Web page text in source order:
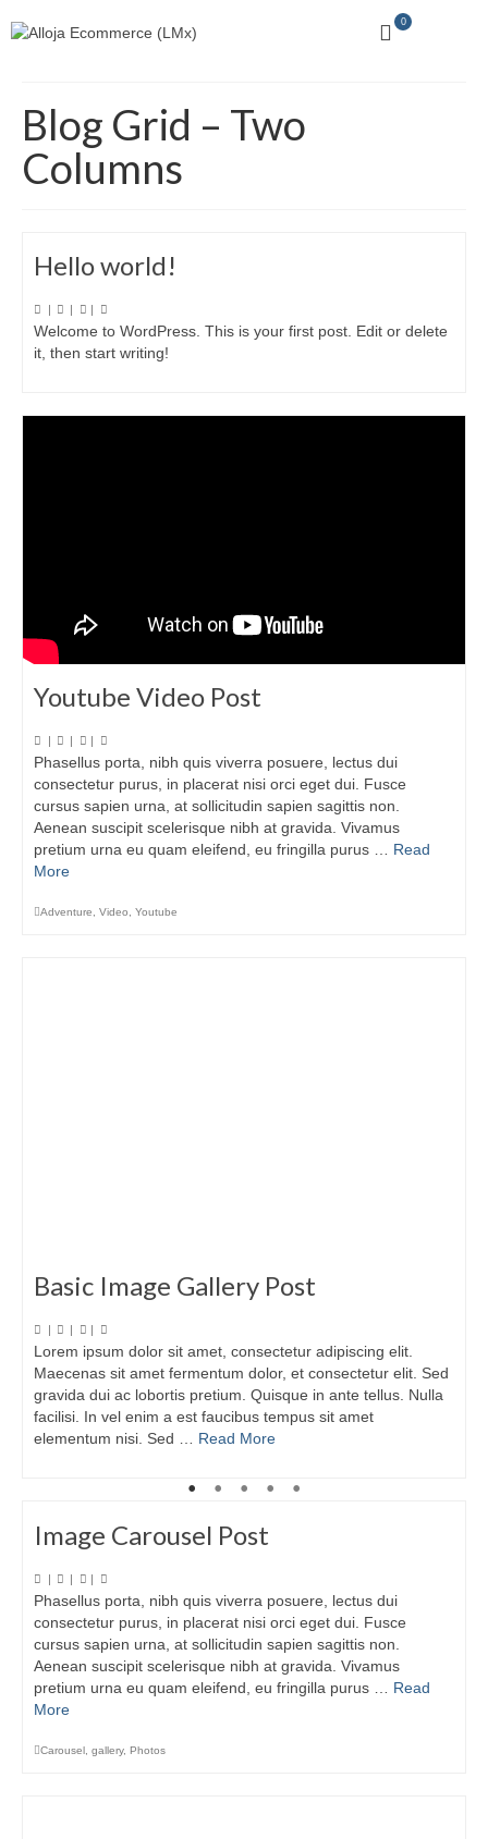
0
Blog Grid – Two
Columns
Hello world!
| | |
Welcome to WordPress. This is your first post. Edit or delete
it, then start writing!
Youtube Video Post
Phasellus porta, nibh quis viverra posuere, lectus dui
consectetur purus, in placerat nisi orci eget dui. Fusce
cursus sapien urna, at sollicitudin sapien sagittis non.
Aenean suscipit scelerisque nibh at gravida. Vivamus
pretium urna eu quam eleifend, eu fringilla purus … Read
More
Adventure, Video, Youtube
Basic Image Gallery Post
| | |
Lorem ipsum dolor sit amet, consectetur adipiscing elit.
Maecenas sit amet fermentum dolor, et consectetur elit. Sed
gravida dui ac lobortis pretium. Quisque in ante tellus. Nulla
facilisi. In vel enim a est faucibus tempus sit amet
elementum nisi. Sed … Read More
Image Carousel Post
| | |
Phasellus porta, nibh quis viverra posuere, lectus dui
consectetur purus, in placerat nisi orci eget dui. Fusce
cursus sapien urna, at sollicitudin sapien sagittis non.
Aenean suscipit scelerisque nibh at gravida. Vivamus
pretium urna eu quam eleifend, eu fringilla purus … Read
More
Carousel gallery, Photos